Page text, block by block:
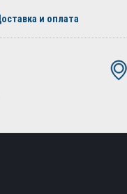
и оплата